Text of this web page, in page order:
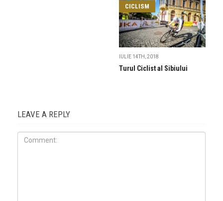
CICLISM
IULIE 14TH, 2018
Turul Ciclist al Sibiului
LEAVE A REPLY